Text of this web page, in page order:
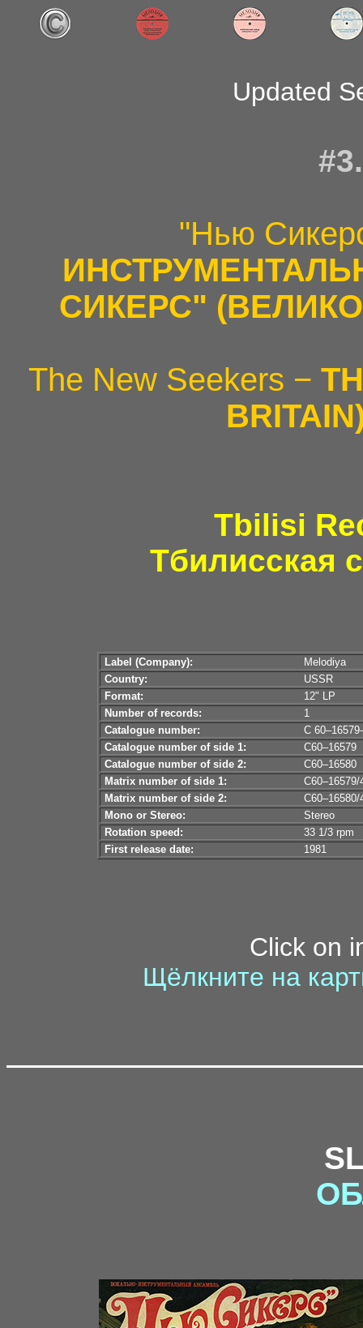
Updated
"Нью
СИКЕРС"
The New Seekers −
Tbilisi
Тбилисская
Label (Company):
Melodiya
Country:
USSR
Format:
12" LP
Number of records:
1
Catalogue number:
С
Catalogue number of side 1:
С60–16579
Catalogue number of side 2:
С60–16580
Matrix number of side 1:
С60–16579/
Matrix number of side 2:
С60–16580/
Mono or Stereo:
Stereo
Rotation speed:
33 1/3 rpm
First release date:
1981
Click on
Щёлкните на